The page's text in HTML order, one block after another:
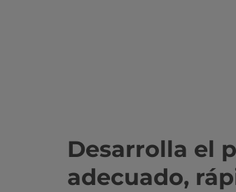
Desarrolla el
adecuado,